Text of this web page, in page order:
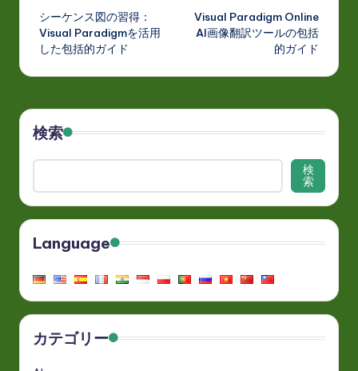
navigation
シーケンス図の習得：
Visual Paradigmを活用
した包括的ガイド
Visual Paradigm Online
AI画像翻訳ツールの包括
的ガイド
検索
検
索
Language
カテゴリー